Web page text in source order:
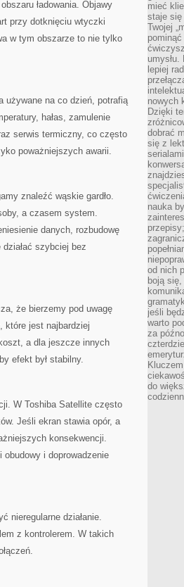
ładowania. Objawy
przy dotknięciu wtyczki
w tym obszarze to nie tylko
używane na co dzień, potrafią
hałas, zamulenie
serwis termiczny, co często
poważniejszych awarii.
znaleźć wąskie gardło.
a czasem system.
danych, rozbudowę
szybciej bez
że bierzemy pod uwagę
które jest najbardziej
a dla jeszcze innych
efekt był stabilny.
W Toshiba Satellite często
Jeśli ekran stawia opór, a
konsekwencji.
i doprowadzenie
nieregularne działanie.
z kontrolerem. W takich
mieć
staje się
Twojej
lepiej
nowych
Dzięki
dobrać
się z
nauka
od nich
boją
jeśli
warto
za
do